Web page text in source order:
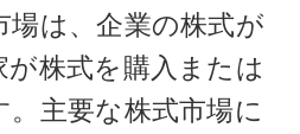
場は、企業の株式が
株式を購入または
主要な株式市場に